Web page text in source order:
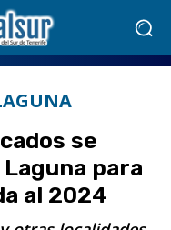
se
para
al 2024